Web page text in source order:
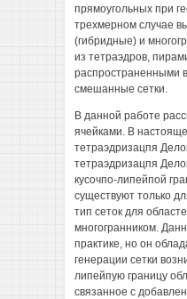
прямоугольных при
трехмерном случае
(гибридные) и
из тетраэдров,
распространенными
смешанные сетки.
В данной работе
ячейками. В
тетраэдризацпя
тетраэдризацпя
кусочпо-липейпой
существуют только
тип сеток для
многогранником.
практике, но он
генерации сетки
липейпую границу
связанное с